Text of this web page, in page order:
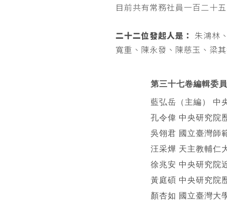
目前共有常務社員一百二十五
二十二位發起人是：
朱鴻林
寬重、陳永發、陳慈玉、梁
第三十七卷編輯委員
藍弘岳（主編） 中
孔令偉 中央研究院
吳翎君 國立臺灣師
汪采燁 天主教輔仁
徐兆安 中央研究院
黃庭碩 中央研究院
顏杏如 國立臺灣大